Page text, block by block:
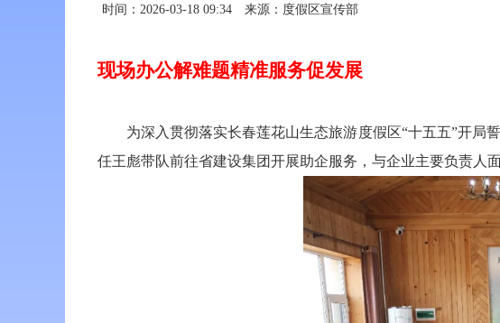
时间：2026-03-18 09:34 来源：度假区宣传部
现场办公解难题精准服务促发展
为深入贯彻落实长春莲花山生态旅游度假区“十五五”开局
任王彪带队前往省建设集团开展助企服务，与企业主要负责人